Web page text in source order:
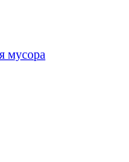
мусора